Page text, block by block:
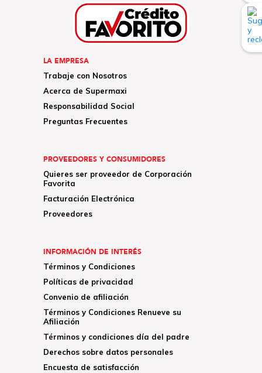
LA EMPRESA
Trabaje con Nosotros
Acerca de Supermaxi
Responsabilidad Social
Preguntas Frecuentes
PROVEEDORES Y CONSUMIDORES
Quieres ser proveedor de Corporación
Favorita
Facturación Electrónica
Proveedores
INFORMACIÓN DE INTERÉS
Términos y Condiciones
Políticas de privacidad
Convenio de afiliación
Términos y Condiciones Renueve su
Afiliación
Términos y condiciones día del padre
Derechos sobre datos personales
Encuesta de satisfacción